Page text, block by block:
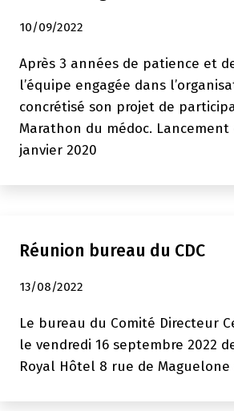
10/09/2022
Après 3 années de patience et
l’équipe engagée dans
concrétisé son projet de
Marathon du médoc.
janvier 2020
Réunion bureau du CDC
13/08/2022
Le bureau du Comité Directeur
le vendredi 16 septembre 2022
Royal Hôtel 8 rue de